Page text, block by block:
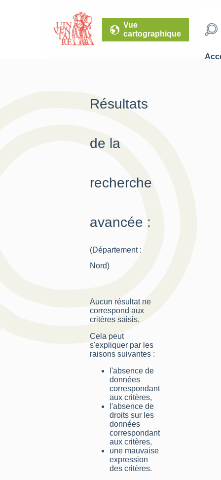
Vue
cartographique
Résultats
de la
recherche
avancée :
(Département :
Nord)
Aucun résultat ne
correspond aux
critères saisis.
Cela peut
s'expliquer par les
raisons suivantes :
l'absence de
données
correspondant
aux critères,
l'absence de
droits sur les
données
correspondant
aux critères,
une mauvaise
expression
des critères.